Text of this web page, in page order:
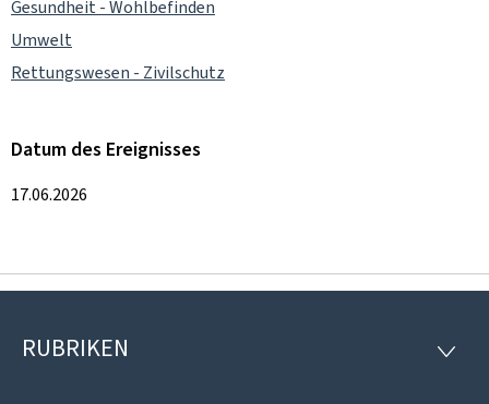
Gesundheit - Wohlbefinden
Umwelt
Rettungswesen - Zivilschutz
Datum des Ereignisses
17.06.2026
Footer
RUBRIKEN